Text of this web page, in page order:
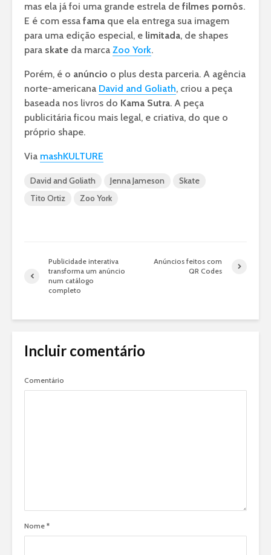
mas ela já foi uma grande estrela de filmes pornôs.
E é com essa fama que ela entrega sua imagem
para uma edição especial, e limitada, de shapes
para skate da marca Zoo York.
Porém, é o anúncio o plus desta parceria. A agência
norte-americana David and Goliath, criou a peça
baseada nos livros do Kama Sutra. A peça
publicitária ficou mais legal, e criativa, do que o
próprio shape.
Via mashKULTURE
David and Goliath Jenna Jameson
Skate
Tito Ortiz
Zoo York
Publicidade interativa
transforma um anúncio
num catálogo
completo
Anúncios feitos com
QR Codes
Incluir comentário
Comentário
Nome *